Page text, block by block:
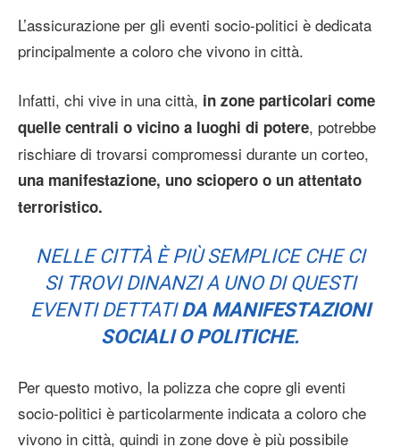
L’assicurazione per gli eventi socio-politici è dedicata
principalmente a coloro che vivono in città.
Infatti, chi vive in una città, in zone particolari come
quelle centrali o vicino a luoghi di potere, potrebbe
rischiare di trovarsi compromessi durante un corteo,
una manifestazione, uno sciopero o un attentato
terroristico.
NELLE CITTÀ È PIÙ SEMPLICE CHE CI
SI TROVI DINANZI A UNO DI QUESTI
EVENTI DETTATIDA MANIFESTAZIONI
SOCIALI O POLITICHE.
Per questo motivo, la polizza che copre gli eventi
socio-politici è particolarmente indicata a coloro che
vivono in città, quindi in zone dove è più possibile